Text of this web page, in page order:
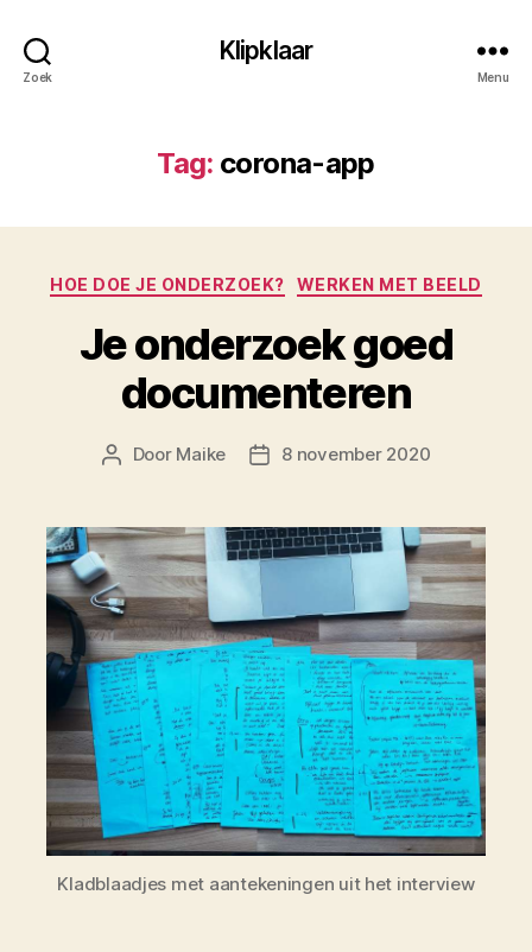
Zoek
Klipklaar
Menu
Tag: corona-app
Categorieën
HOE DOE JE ONDERZOEK? WERKEN MET BEELD
Je onderzoek goed
documenteren
Berichtauteur
Door Maike Berichtdatum
8 november 2020
Kladblaadjes met aantekeningen uit het interview